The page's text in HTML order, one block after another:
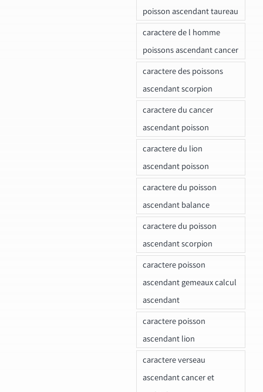
poisson ascendant taureau
caractere de l homme
poissons ascendant cancer
caractere des poissons
ascendant scorpion
caractere du cancer
ascendant poisson
caractere du lion
ascendant poisson
caractere du poisson
ascendant balance
caractere du poisson
ascendant scorpion
caractere poisson
ascendant gemeaux calcul
ascendant
caractere poisson
ascendant lion
caractere verseau
ascendant cancer et